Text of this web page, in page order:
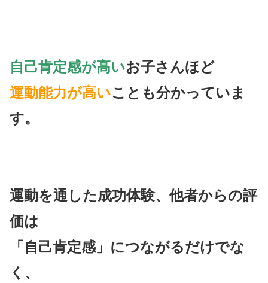
自己肯定感が高いお子さんほど
運動能力が高いことも分かっていま
す。
運動を通した成功体験、他者からの評
価は
「自己肯定感」につながるだけでな
く、